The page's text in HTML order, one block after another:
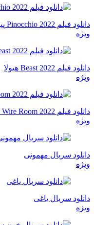
دانلود فیلم Pinocchio 2022 پینوکیو
ویژه
دانلود فیلم Beast 2022 هیولا
ویژه
دانلود فیلم Wire Room 2022 اتاق شنود
ویژه
دانلود سریال مهمونی
ویژه
دانلود سریال یاغی
ویژه